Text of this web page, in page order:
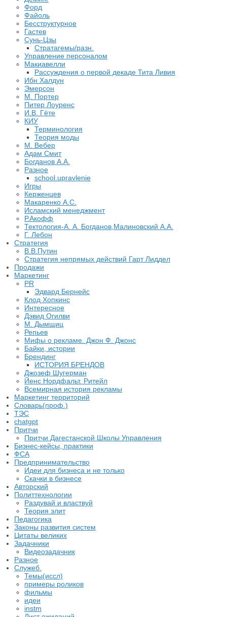
Форд
Файоль
Бесструктурное
Гастев
Сунь-Цзы
Стратагемы/разн.
Управление персоналом
Макиавелли
Рассуждения о первой декаде Тита Ливия
Ибн Халдун
Эмерсон
М. Портер
Питер Лоуренс
И.В. Гёте
КИУ
Терминология
Теория моды
М. Вебер
Адам Смит
Богданов А.А.
Разное
school.upravlenie
Игры
Керженцев
Макаренко А.С.
Исламский менеджмент
Р.Акофф
Тектология-А. А. Богданов,Малиновский А.А.
​Г. Лебон
Стратегия
В.В.Путин
​Стратегия непрямых действий Гарт Лиддел
Продажи
Маркетинг
PR
Эдвард Бернейс
Клод Хопкинс
Интересное
Дэвид Огилви
М. Дымщиц
Репьев
Мифы о рекламе. Джон Ф. Джонс
Байки, истории
Брендинг
ИСТОРИЯ БРЕНДОВ
Джозеф Шугерман
​Йенс Нордфальт. Ритейл
Всемирная история рекламы
Маркетинг территорий
Словарь(проф.)
ТЭС
chatgpt
Притчи
Притчи Дагестанской Школы Управления
Бизнес-кейсы, практики
ФСА
Предпринимательство
Идеи для бизнеса и не только
Скачки в бизнесе
Авторский
Политтехнологии
Раздувай и властвуй
Теория элит
​Педагогика
Законы развития систем
Цитаты великих
Задачники
Видеозадачник
Разное
Служеб.
Темы(иссл)
примеры роликов
фильмы
идеи
instm